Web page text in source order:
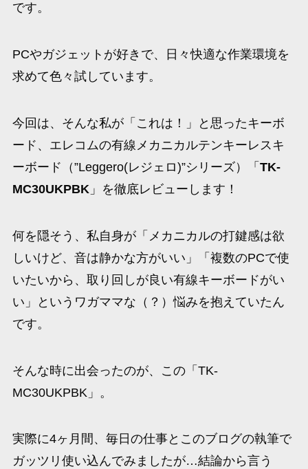
です。
PCやガジェットが好きで、日々快適な作業環境を
求めて色々試しています。
今回は、そんな私が「これは！」と思ったキーボ
ード、エレコムの有線メカニカルテンキーレスキ
ーボード（”Leggero(レジェロ)”シリーズ）「 TK-
MC30UKPBK 」を徹底レビューします！
何を隠そう、私自身が「メカニカルの打鍵感は欲
しいけど、音は静かな方がいい」「複数のPCで使
いたいから、取り回しが良い有線キーボードがい
い」というワガママな（？）悩みを抱えていたん
です。
そんな時に出会ったのが、この「TK-
MC30UKPBK」。
実際に4ヶ月間、毎日の仕事とこのブログの執筆で
ガッツリ使い込んでみましたが…結論から言う